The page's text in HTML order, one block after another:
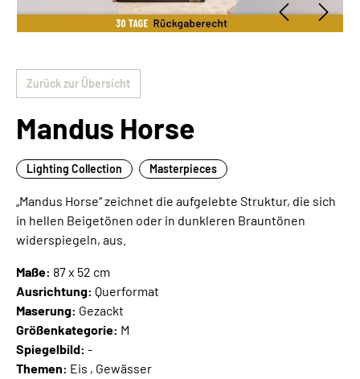
Zurück zur Übersicht
Mandus Horse
Lighting Collection Masterpieces
„Mandus Horse“ zeichnet die aufgelebte Struktur, die sich
in hellen Beigetönen oder in dunkleren Brauntönen
widerspiegeln, aus.
Maße: 87 x 52 cm
Ausrichtung: Querformat
Maserung: Gezackt
Größenkategorie: M
Spiegelbild: -
Themen: Eis , Gewässer